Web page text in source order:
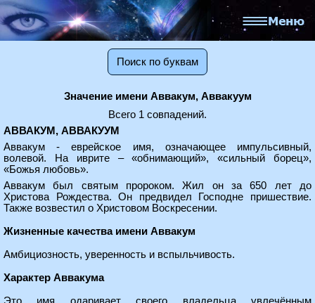
Поиск по буквам
Значение имени Аввакум, Аввакуум
Всего 1 совпадений.
АВВАКУМ, АВВАКУУМ
Аввакум - еврейское имя, означающее импульсивный,
волевой. На иврите – «обнимающий», «сильный борец»,
«Божья любовь».
Аввакум был святым пророком. Жил он за 650 лет до
Христова Рождества. Он предвидел Господне пришествие.
Также возвестил о Христовом Воскресении.
Жизненные качества имени Аввакум
Амбициозность, уверенность и вспыльчивость.
Характер Аввакума